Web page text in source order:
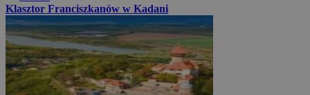
Klasztor Franciszkanów w Kadani